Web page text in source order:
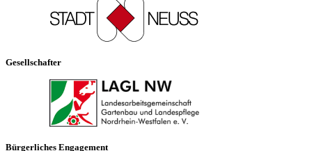
Gesellschafter
Bürgerliches Engagement